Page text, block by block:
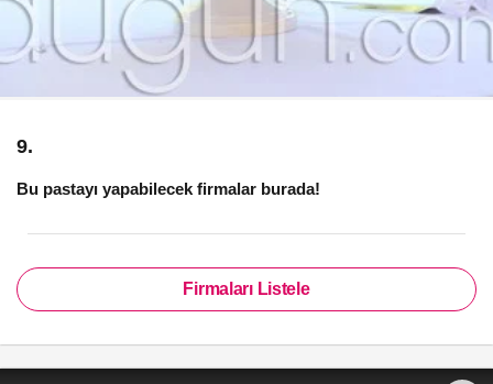
9.
Bu pastayı yapabilecek firmalar burada!
Firmaları Listele